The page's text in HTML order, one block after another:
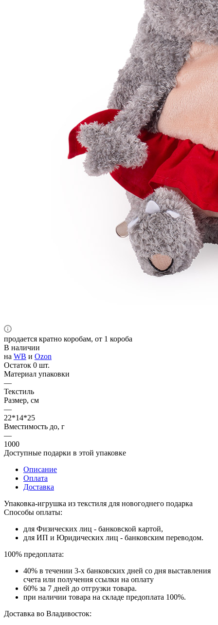
продается кратно коробам, от 1 короба
В наличии
на WB и Ozon
Остаток 0 шт.
Материал упаковки
—
Текстиль
Размер, см
—
22*14*25
Вместимость до, г
—
1000
Доступные подарки в этой упаковке
Описание
Оплата
Доставка
Упаковка-игрушка из текстиля для новогоднего подарка
Способы оплаты:
для Физических лиц - банковской картой,
для ИП и Юридических лиц - банковским переводом.
100% предоплата:
40% в течении 3-х банковских дней со дня выставления
счета или получения ссылки на оплату
60% за 7 дней до отгрузки товара.
при наличии товара на складе предоплата 100%.
Доставка во Владивосток: